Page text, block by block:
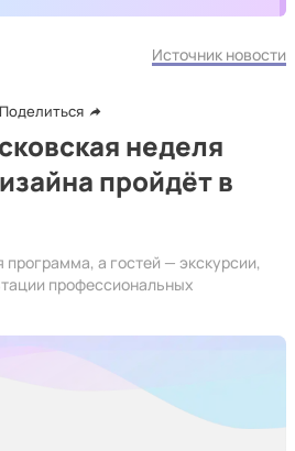
Источник новости
Поделиться
неделя
пройдёт в
а гостей — экскурсии,
профессиональных